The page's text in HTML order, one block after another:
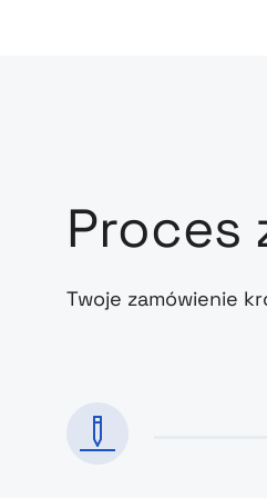
Proces
Twoje zamówienie